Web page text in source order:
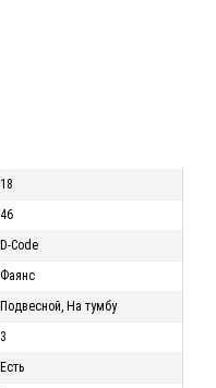
18
46
D-Code
Фаянс
Подвесной, На тумбу
3
Есть